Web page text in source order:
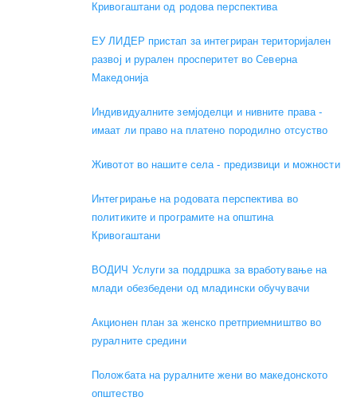
Кривогаштани од родова перспектива
ЕУ ЛИДЕР пристап за интегриран територијален
развој и рурален просперитет во Северна
Македонија
Индивидуалните земјоделци и нивните права -
имаат ли право на платено породилно отсуство
Животот во нашите села - предизвици и можности
Интегрирање на родовата перспектива во
политиките и програмите на општина
Кривогаштани
ВОДИЧ Услуги за поддршка за вработување на
млади обезбедени од младински обучувачи
Акционен план за женско претприемништво во
руралните средини
Положбата на руралните жени во македонското
општество